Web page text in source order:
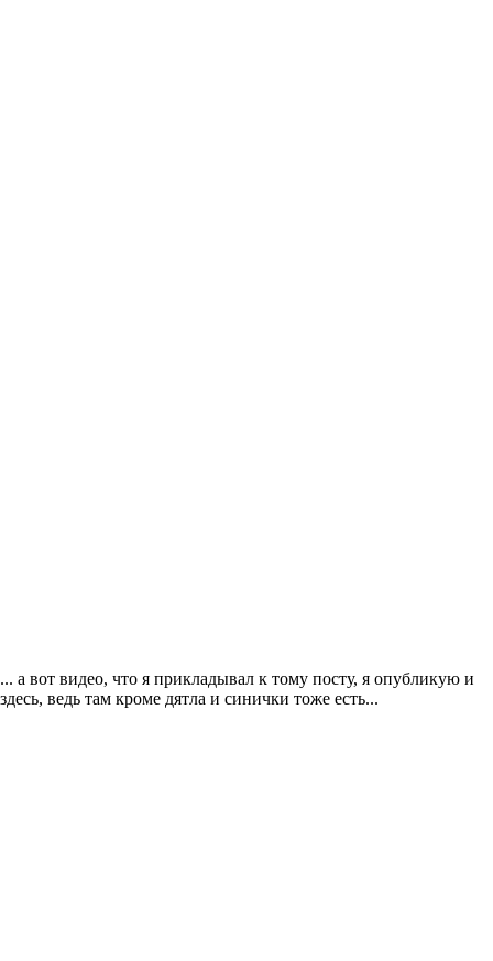
... а вот видео, что я прикладывал к тому посту, я опубликую и
здесь, ведь там кроме дятла и синички тоже есть...